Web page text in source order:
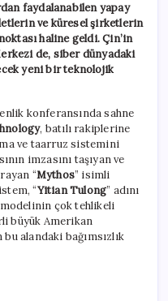
Tulong
ile
ABD’ye
meydan
okudu
faydalanabilen yapay
ve küresel şirketlerin
haline geldi. Çin’in
de, siber dünyadaki
yeni bir teknolojik
konferansında sahne
, batılı rakiplerine
ve taarruz sistemini
imzasını taşıyan ve
“Mythos” isimli
“Yitian Tulong” adını
çok tehlikeli
büyük Amerikan
alandaki bağımsızlık